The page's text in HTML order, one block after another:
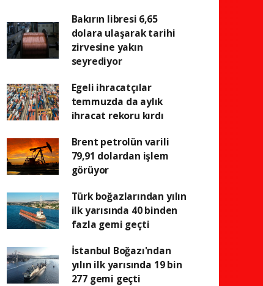
Bakırın libresi 6,65
dolara ulaşarak tarihi
zirvesine yakın
seyrediyor
Egeli ihracatçılar
temmuzda da aylık
ihracat rekoru kırdı
Brent petrolün varili
79,91 dolardan işlem
görüyor
Türk boğazlarından yılın
ilk yarısında 40 binden
fazla gemi geçti
İstanbul Boğazı'ndan
yılın ilk yarısında 19 bin
277 gemi geçti